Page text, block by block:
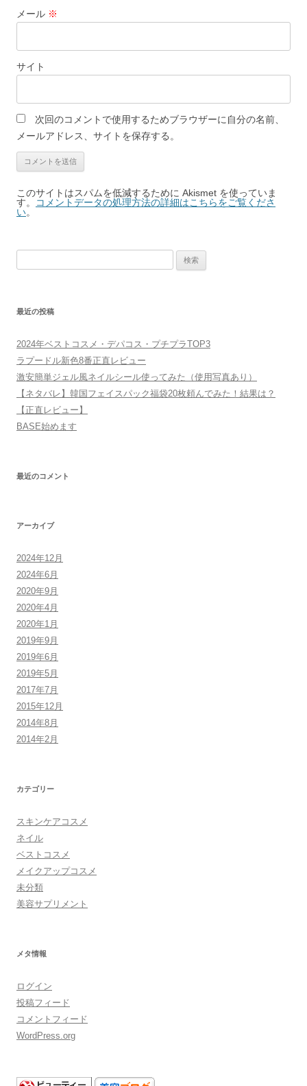
メール ※
サイト
次回のコメントで使用するためブラウザーに自分の名前、
メールアドレス、サイトを保存する。
このサイトはスパムを低減するために Akismet を使っていま
す。
コメントデータの処理方法の詳細はこちらをご覧くださ
い。
最近の投稿
2024年ベストコスメ・デパコス・プチプラTOP3
ラプードル新色8番正直レビュー
激安簡単ジェル風ネイルシール使ってみた（使用写真あり）
【ネタバレ】韓国フェイスパック福袋20枚頼んでみた！結果は？
【正直レビュー】
BASE始めます
最近のコメント
アーカイブ
2024年12月
2024年6月
2020年9月
2020年4月
2020年1月
2019年9月
2019年6月
2019年5月
2017年7月
2015年12月
2014年8月
2014年2月
カテゴリー
スキンケアコスメ
ネイル
ベストコスメ
メイクアップコスメ
未分類
美容サプリメント
メタ情報
ログイン
投稿フィード
コメントフィード
WordPress.org